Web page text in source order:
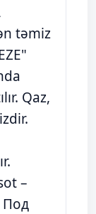
təmiz
Qaz,
–
Под